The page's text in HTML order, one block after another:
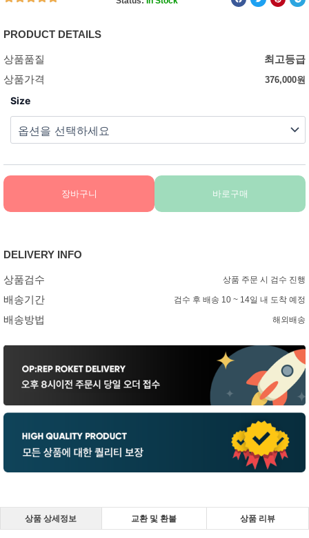
PRODUCT DETAILS
상품품질
최고등급
상품가격
376,000원
Size
장바구니 바로구매
DELIVERY INFO
상품검수 상품 주문 시 검수 진행
배송기간 검수 후 배송 10 ~ 14일 내 도착 예정
배송방법 해외배송
상품 상세정보 교환 및 환불 상품 리뷰